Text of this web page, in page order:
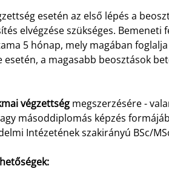
esetén az első lépés a
elvégzése szükséges.
5 hónap, mely magában
esetén, a magasabb beosztások
végzettségmegszerzésére -
másoddiplomás képzés
Intézetének szakirányú BSc/